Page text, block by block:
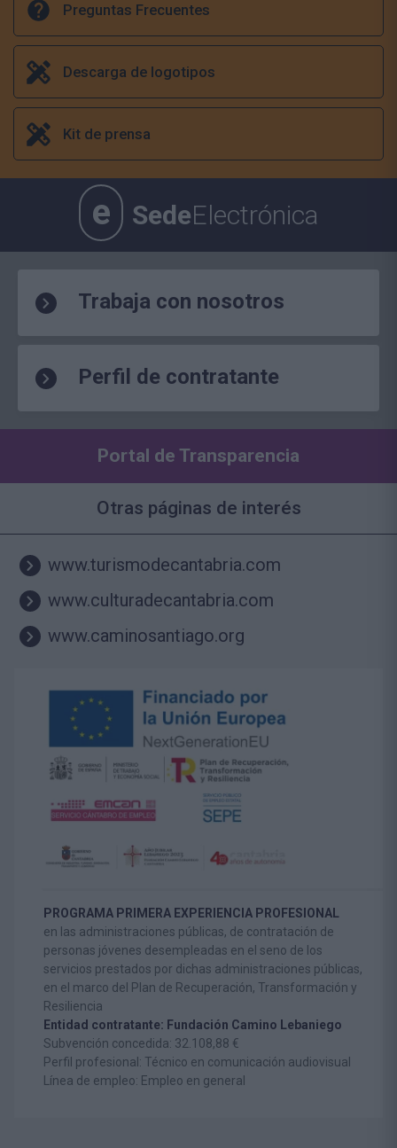
Preguntas Frecuentes
Descarga de logotipos
Kit de prensa
e SedeElectrónica
Trabaja con nosotros
Perfil de contratante
Portal de Transparencia
Otras páginas de interés
www.turismodecantabria.com
www.culturadecantabria.com
www.caminosantiago.org
PROGRAMA PRIMERA EXPERIENCIA PROFESIONAL
en las administraciones públicas, de contratación de
personas jóvenes desempleadas en el seno de los
servicios prestados por dichas administraciones públicas,
en el marco del Plan de Recuperación, Transformación y
Resiliencia
Entidad contratante: Fundación Camino Lebaniego
Subvención concedida: 32.108,88 €
Perfil profesional: Técnico en comunicación audiovisual
Línea de empleo: Empleo en general